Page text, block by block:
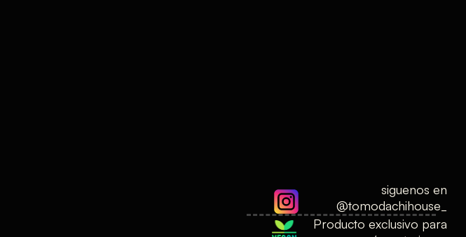
siguenos en
@tomodachihouse_
Producto exclusivo para